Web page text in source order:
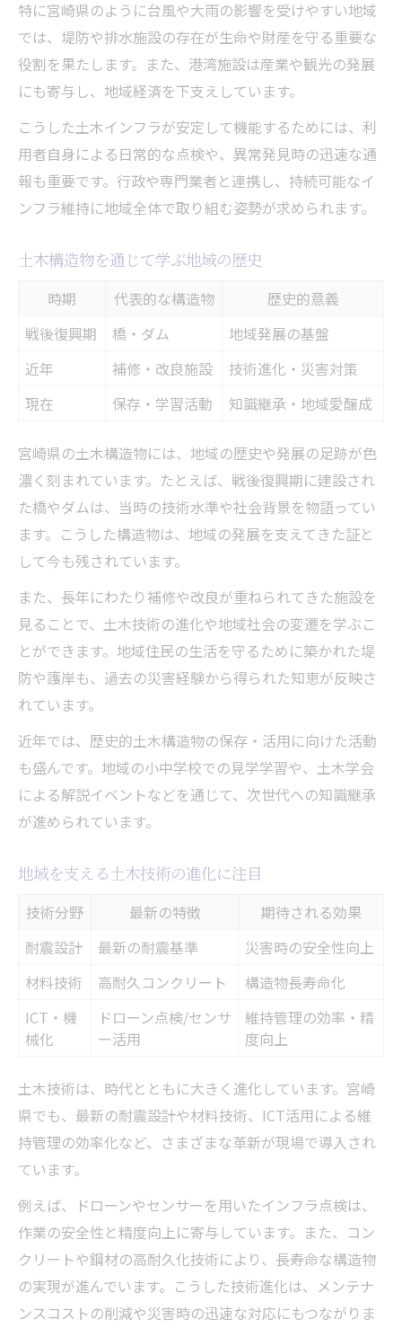
特に宮崎県のように台風や大雨の影響を受けやすい地域
では、堤防や排水施設の存在が生命や財産を守る重要な
役割を果たします。また、港湾施設は産業や観光の発展
にも寄与し、地域経済を下支えしています。
こうした土木インフラが安定して機能するためには、利
用者自身による日常的な点検や、異常発見時の迅速な通
報も重要です。行政や専門業者と連携し、持続可能なイ
ンフラ維持に地域全体で取り組む姿勢が求められます。
土木構造物を通じて学ぶ地域の歴史
時期 代表的な構造物
歴史的意義
戦後復興期
橋・ダム
地域発展の基盤
近年
補修・改良施設
技術進化・災害対策
現在
保存・学習活動 知識継承・地域愛醸成
宮崎県の土木構造物には、地域の歴史や発展の足跡が色
濃く刻まれています。たとえば、戦後復興期に建設され
た橋やダムは、当時の技術水準や社会背景を物語ってい
ます。こうした構造物は、地域の発展を支えてきた証と
して今も残されています。
また、長年にわたり補修や改良が重ねられてきた施設を
見ることで、土木技術の進化や地域社会の変遷を学ぶこ
とができます。地域住民の生活を守るために築かれた堤
防や護岸も、過去の災害経験から得られた知恵が反映さ
れています。
近年では、歴史的土木構造物の保存・活用に向けた活動
も盛んです。地域の小中学校での見学学習や、土木学会
による解説イベントなどを通じて、次世代への知識継承
が進められています。
地域を支える土木技術の進化に注目
技術分野 最新の特徴
期待される効果
耐震設計
最新の耐震基準
災害時の安全性向上
材料技術
高耐久コンクリート
構造物長寿命化
ICT・機
械化
ドローン点検/センサ
ー活用
維持管理の効率・精
度向上
土木技術は、時代とともに大きく進化しています。宮崎
県でも、最新の耐震設計や材料技術、ICT活用による維
持管理の効率化など、さまざまな革新が現場で導入され
ています。
例えば、ドローンやセンサーを用いたインフラ点検は、
作業の安全性と精度向上に寄与しています。また、コン
クリートや鋼材の高耐久化技術により、長寿命な構造物
の実現が進んでいます。こうした技術進化は、メンテナ
ンスコストの削減や災害時の迅速な対応にもつながりま